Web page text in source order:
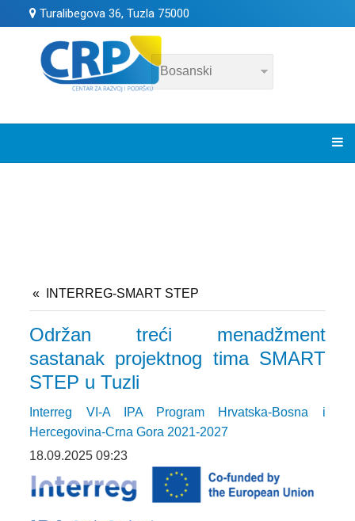
Turalibegova 36, Tuzla 75000
INTERREG-SMART STEP
Održan treći menadžment
sastanak projektnog tima SMART
STEP u Tuzli
Interreg VI-A IPA Program Hrvatska-Bosna i
Hercegovina-Crna Gora 2021-2027
18.09.2025 09:23